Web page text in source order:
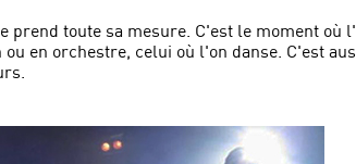
prend toute sa mesure. C'est le moment où
en orchestre, celui où l'on danse. C'est